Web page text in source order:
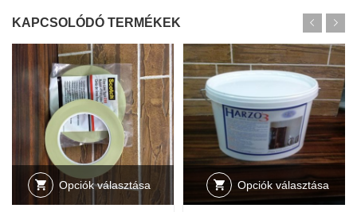
KAPCSOLÓDÓ TERMÉKEK
Opciók választása Opciók választása